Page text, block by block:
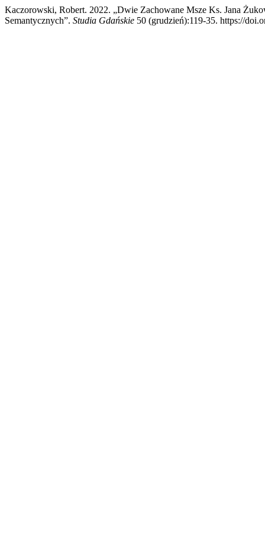
Kaczorowski, Robert. 2022. „Dwie Zachowane Msze Ks. Jana
Semantycznych”. Studia Gdańskie 50 (grudzień):119-35. https://